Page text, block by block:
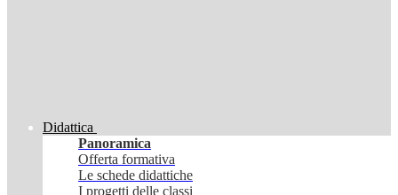
Didattica
Panoramica
Offerta formativa
Le schede didattiche
I progetti delle classi